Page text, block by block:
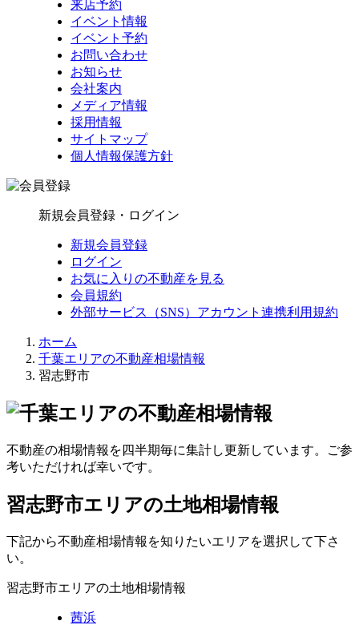
来店予約
イベント情報
イベント予約
お問い合わせ
お知らせ
会社案内
メディア情報
採用情報
サイトマップ
個人情報保護方針
新規会員登録・ログイン
新規会員登録
ログイン
お気に入りの不動産を見る
会員規約
外部サービス（SNS）アカウント連携利用規約
ホーム
千葉エリアの不動産相場情報
習志野市
不動産の相場情報を四半期毎に集計し更新しています。ご参
考いただければ幸いです。
習志野市エリアの土地相場情報
下記から不動産相場情報を知りたいエリアを選択して下さ
い。
習志野市エリアの土地相場情報
茜浜